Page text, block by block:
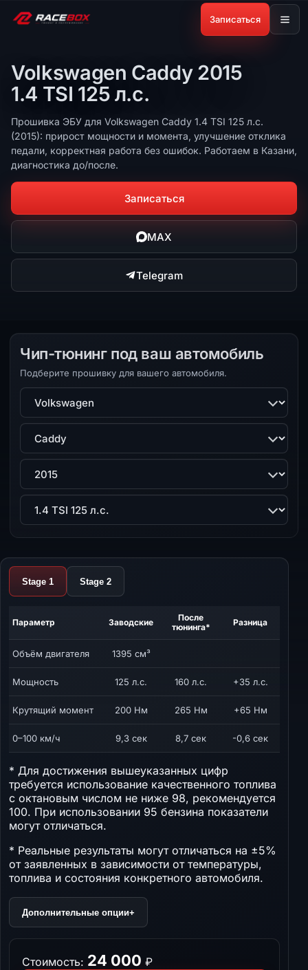
Записаться
Volkswagen Caddy 2015
1.4 TSI 125 л.с.
Прошивка ЭБУ для Volkswagen Caddy 1.4 TSI 125 л.с.
(2015): прирост мощности и момента, улучшение отклика
педали, корректная работа без ошибок. Работаем в Казани,
диагностика до/после.
Записаться
MAX
Telegram
Чип-тюнинг под ваш автомобиль
Подберите прошивку для вашего автомобиля.
Марка
Модель
Поколение
Двигатель
Stage 1 Stage 2
Параметр Заводские
После
тюнинга*
Разница
Объём двигателя 1395 см³
Мощность 125 л.с. 160 л.с. +35 л.с.
Крутящий момент 200 Нм 265 Нм +65 Нм
0–100 км/ч 9,3 сек 8,7 сек -0,6 сек
* Для достижения вышеуказанных цифр
требуется использование качественного топлива
с октановым числом не ниже 98, рекомендуется
100. При использовании 95 бензина показатели
могут отличаться.
* Реальные результаты могут отличаться на ±5%
от заявленных в зависимости от температуры,
топлива и состояния конкретного автомобиля.
Дополнительные опции+
Стоимость: 24 000 ₽